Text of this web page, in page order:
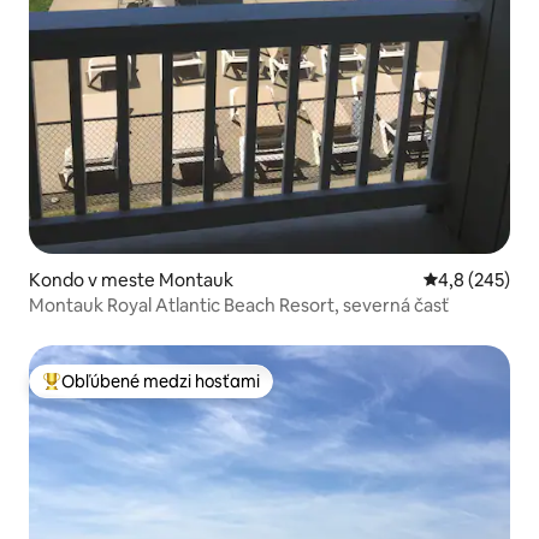
Kondo v meste Montauk Priemerné
4,8 (245)
Montauk Royal Atlantic Beach Resort, severná časť
Najobľúbenejšie medzi hosťami
Obľúbené medzi hosťami